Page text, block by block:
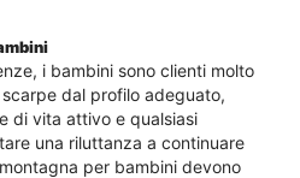
i bambini sono clienti molto
dal profilo adeguato,
di vita attivo e qualsiasi
una riluttanza a continuare
per bambini devono